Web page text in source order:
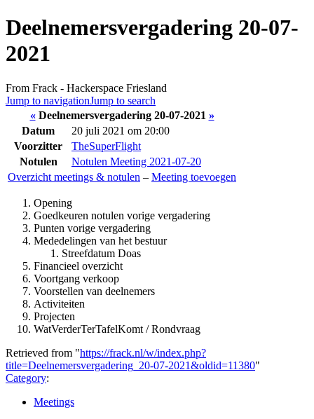
Deelnemersvergadering 20-07-
2021
From Frack - Hackerspace Friesland
Jump to navigationJump to search
«Deelnemersvergadering 20-07-2021 »
Datum
20 juli 2021 om 20:00
Voorzitter
TheSuperFlight
Notulen
Notulen Meeting 2021-07-20
Overzicht meetings & notulen – Meeting toevoegen
Opening
Goedkeuren notulen vorige vergadering
Punten vorige vergadering
Mededelingen van het bestuur
Streefdatum Doas
Financieel overzicht
Voortgang verkoop
Voorstellen van deelnemers
Activiteiten
Projecten
WatVerderTerTafelKomt / Rondvraag
Retrieved from "https://frack.nl/w/index.php?
title=Deelnemersvergadering_20-07-2021&oldid=11380"
Category:
Meetings